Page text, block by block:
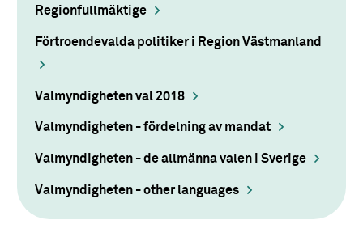
Regionfullmäktige
Förtroendevalda politiker i Region Västmanland
Valmyndigheten val 2018
Valmyndigheten - fördelning av mandat
Valmyndigheten - de allmänna valen i Sverige
Valmyndigheten - other languages